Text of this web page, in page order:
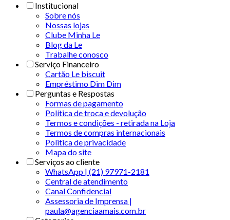
Institucional
Sobre nós
Nossas lojas
Clube Minha Le
Blog da Le
Trabalhe conosco
Serviço Financeiro
Cartão Le biscuit
Empréstimo Dim Dim
Perguntas e Respostas
Formas de pagamento
Política de troca e devolução
Termos e condições - retirada na Loja
Termos de compras internacionais
Politica de privacidade
Mapa do site
Serviços ao cliente
WhatsApp | (21) 97971-2181
Central de atendimento
Canal Confidencial
Assessoria de Imprensa |
paula@agenciaamais.com.br